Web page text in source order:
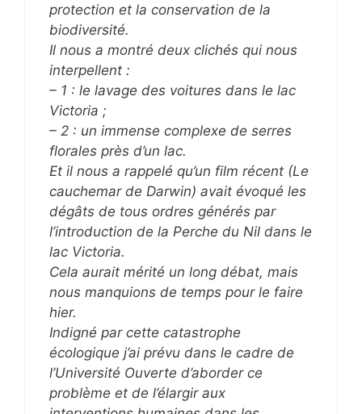
protection et la conservation de la
biodiversité.
Il nous a montré deux clichés qui nous
interpellent :
– 1 : le lavage des voitures dans le lac
Victoria ;
– 2 : un immense complexe de serres
florales près d’un lac.
Et il nous a rappelé qu’un film récent (Le
cauchemar de Darwin) avait évoqué les
dégâts de tous ordres générés par
l’introduction de la Perche du Nil dans le
lac Victoria.
Cela aurait mérité un long débat, mais
nous manquions de temps pour le faire
hier.
Indigné par cette catastrophe
écologique j’ai prévu dans le cadre de
l’Université Ouverte d’aborder ce
problème et de l’élargir aux